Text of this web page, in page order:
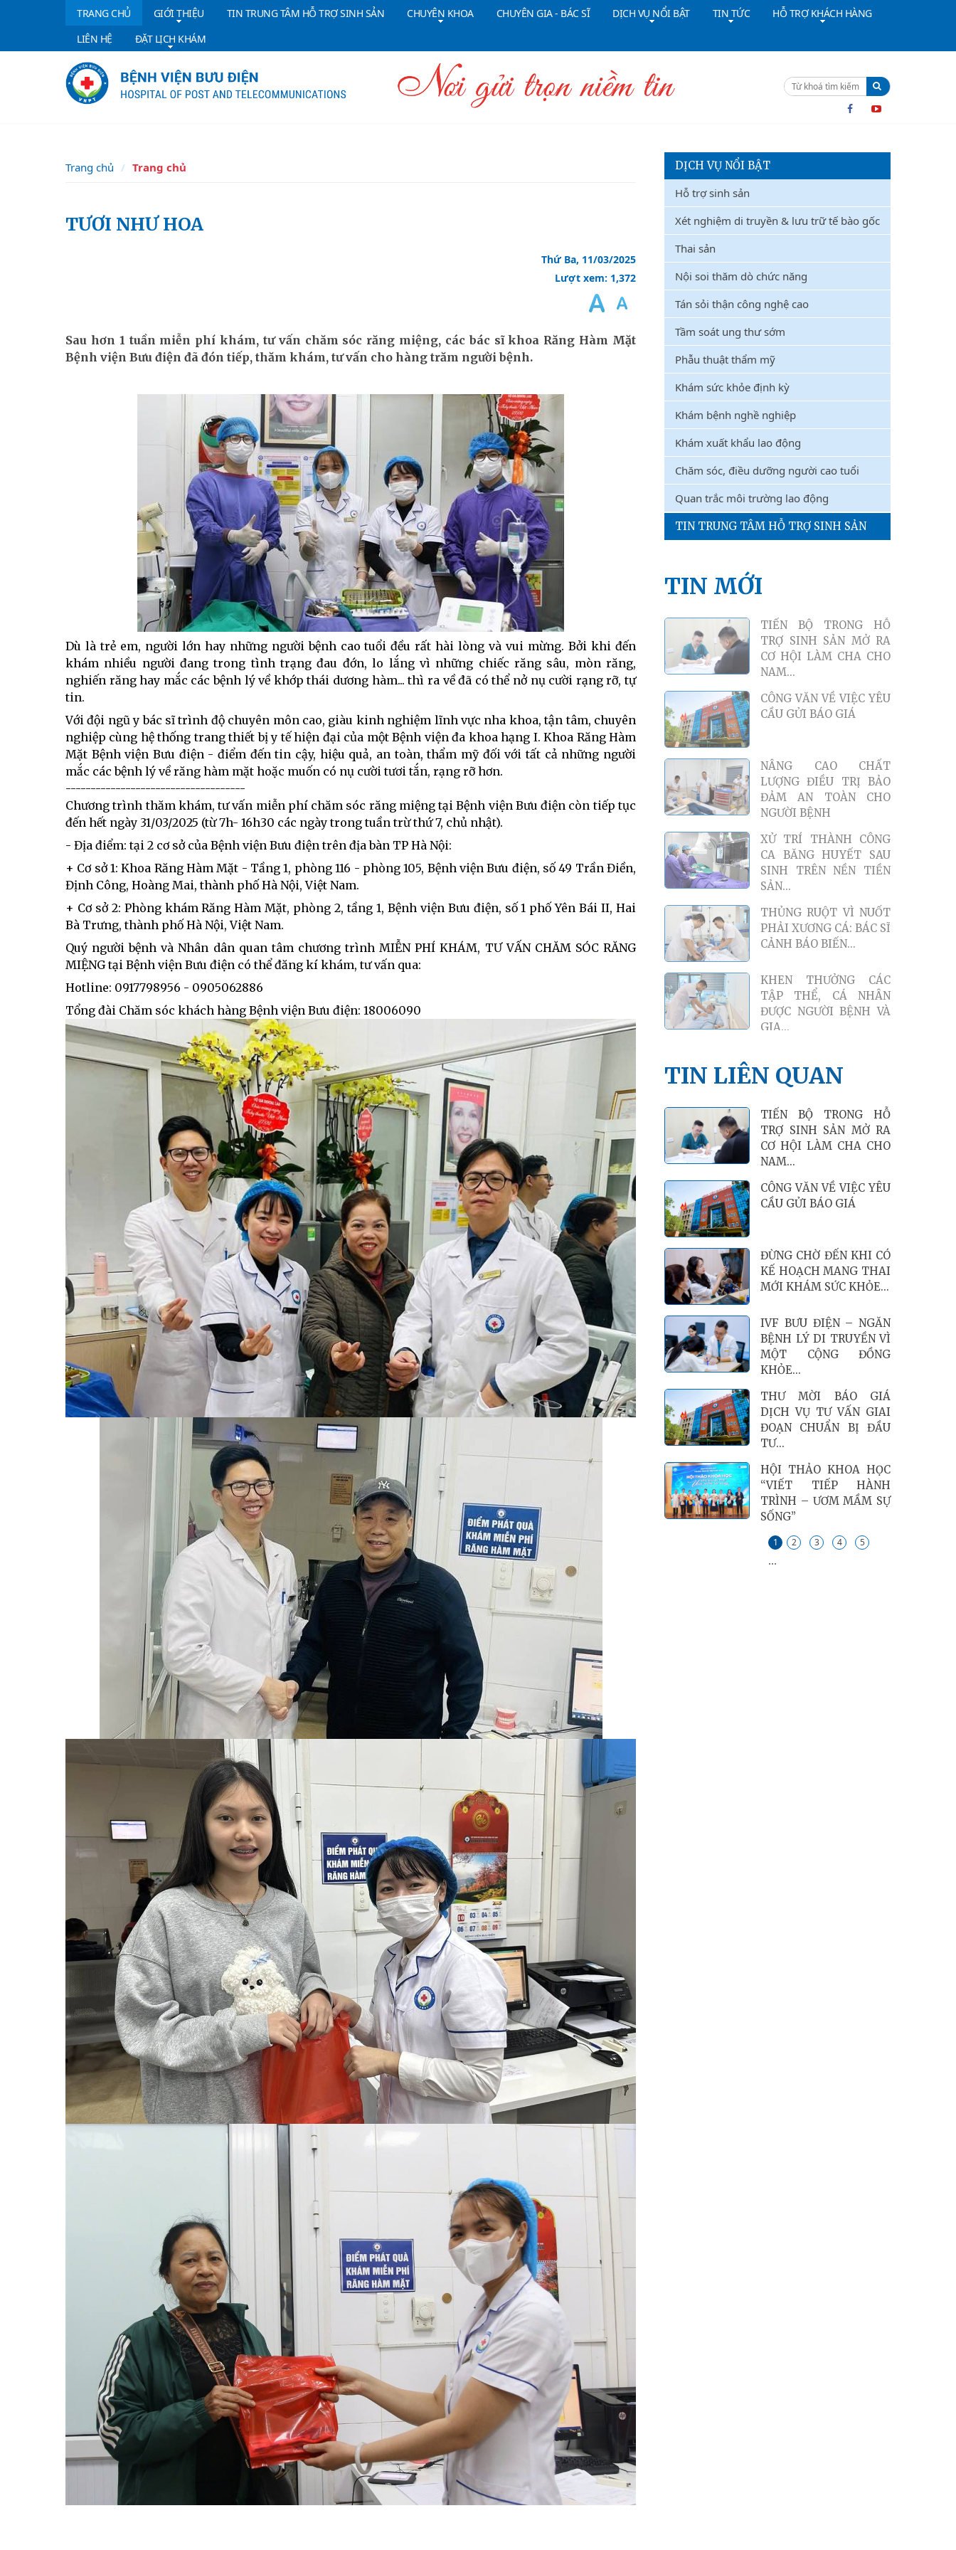
TRANG CHỦ GIỚI THIỆU TIN TRUNG TÂM HỖ TRỢ SINH SẢN CHUYÊN KHOA CHUYÊN GIA - BÁC SĨ DỊCH VỤ NỔI BẬT TIN TỨC
HỖ TRỢ KHÁCH HÀNG
LIÊN HỆ
ĐẶT LỊCH KHÁM
Trang chủ Trang chủ
TƯƠI NHƯ HOA
Thứ Ba, 11/03/2025
Lượt xem: 1,372
Sau hơn 1 tuần miễn phí khám, tư vấn chăm sóc răng miệng, các bác sĩ khoa Răng Hàm Mặt
Bệnh viện Bưu điện đã đón tiếp, thăm khám, tư vấn cho hàng trăm người bệnh.
Dù là trẻ em, người lớn hay những người bệnh cao tuổi đều rất hài lòng và vui mừng. Bởi khi đến
khám nhiều người đang trong tình trạng đau đớn, lo lắng vì những chiếc răng sâu, mòn răng,
nghiến răng hay mắc các bệnh lý về khớp thái dương hàm... thì ra về đã có thể nở nụ cười rạng rỡ, tự
tin.
Với đội ngũ y bác sĩ trình độ chuyên môn cao, giàu kinh nghiệm lĩnh vực nha khoa, tận tâm, chuyên
nghiệp cùng hệ thống trang thiết bị y tế hiện đại của một Bệnh viện đa khoa hạng I. Khoa Răng Hàm
Mặt Bệnh viện Bưu điện - điểm đến tin cậy, hiệu quả, an toàn, thẩm mỹ đối với tất cả những người
mắc các bệnh lý về răng hàm mặt hoặc muốn có nụ cười tươi tắn, rạng rỡ hơn.
------------------------------------
Chương trình thăm khám, tư vấn miễn phí chăm sóc răng miệng tại Bệnh viện Bưu điện còn tiếp tục
đến hết ngày 31/03/2025 (từ 7h- 16h30 các ngày trong tuần trừ thứ 7, chủ nhật).
- Địa điểm: tại 2 cơ sở của Bệnh viện Bưu điện trên địa bàn TP Hà Nội:
+ Cơ sở 1: Khoa Răng Hàm Mặt - Tầng 1, phòng 116 - phòng 105, Bệnh viện Bưu điện, số 49 Trần Điền,
Định Công, Hoàng Mai, thành phố Hà Nội, Việt Nam.
+ Cơ sở 2: Phòng khám Răng Hàm Mặt, phòng 2, tầng 1, Bệnh viện Bưu điện, số 1 phố Yên Bái II, Hai
Bà Trưng, thành phố Hà Nội, Việt Nam.
Quý người bệnh và Nhân dân quan tâm chương trình MIỄN PHÍ KHÁM, TƯ VẤN CHĂM SÓC RĂNG
MIỆNG tại Bệnh viện Bưu điện có thể đăng kí khám, tư vấn qua:
Hotline: 0917798956 - 0905062886
Tổng đài Chăm sóc khách hàng Bệnh viện Bưu điện: 18006090
DỊCH VỤ NỔI BẬT
Hỗ trợ sinh sản
Xét nghiệm di truyền & lưu trữ tế bào gốc
Thai sản
Nội soi thăm dò chức năng
Tán sỏi thận công nghệ cao
Tầm soát ung thư sớm
Phẫu thuật thẩm mỹ
Khám sức khỏe định kỳ
Khám bệnh nghề nghiệp
Khám xuất khẩu lao động
Chăm sóc, điều dưỡng người cao tuổi
Quan trắc môi trường lao động
TIN TRUNG TÂM HỖ TRỢ SINH SẢN
TIN MỚI
THỰC THI VNPT
RISING – CAM KẾT CỦA
NGƯỜI ĐỨNG ĐẦU
ĐỪNG ĐỂ BỆNH LÝ PHỤ
HỖ TRỢ KINH PHÍ LÀM
THỤ TINH TRONG ỐNG
NGHIỆM (IVF) CHO 80...
U LỚN CHÈN ÉP NÃO CÓ
THỂ GÂY BIẾN CHỨNG
NGHIÊM TRỌNG ĐE
DỌA...
CÔNG VĂN VỀ VIỆC MỜI
CUNG CẤP BÁO GIÁ
CÔNG VĂN VỀ VIỆC YÊU
CẦU GỬI BÁO GIÁ
TIN LIÊN QUAN
TIẾN BỘ TRONG HỖ
TRỢ SINH SẢN MỞ RA
CƠ HỘI LÀM CHA CHO
NAM...
CÔNG VĂN VỀ VIỆC YÊU
CẦU GỬI BÁO GIÁ
ĐỪNG CHỜ ĐẾN KHI CÓ
KẾ HOẠCH MANG THAI
MỚI KHÁM SỨC KHỎE...
IVF BƯU ĐIỆN – NGĂN
BỆNH LÝ DI TRUYỀN VÌ
MỘT CỘNG ĐỒNG
KHỎE...
THƯ MỜI BÁO GIÁ
DỊCH VỤ TƯ VẤN GIAI
ĐOẠN CHUẨN BỊ ĐẦU
TƯ...
HỘI THẢO KHOA HỌC
“VIẾT TIẾP HÀNH
TRÌNH – ƯƠM MẦM SỰ
SỐNG”
1 2 3 4 5
...